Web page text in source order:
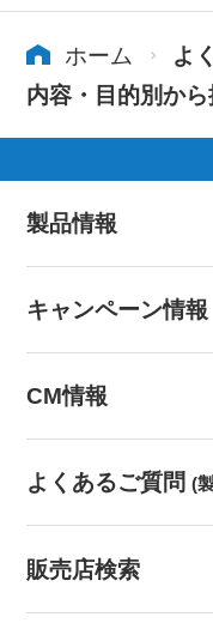
ホーム
よ
内容・目的別から
製品情報
キャンペーン情報
CM情報
よくあるご質問 (
販売店検索